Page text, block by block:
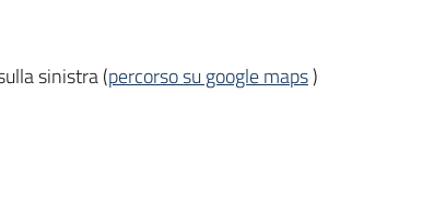
sinistra (percorso su google maps)